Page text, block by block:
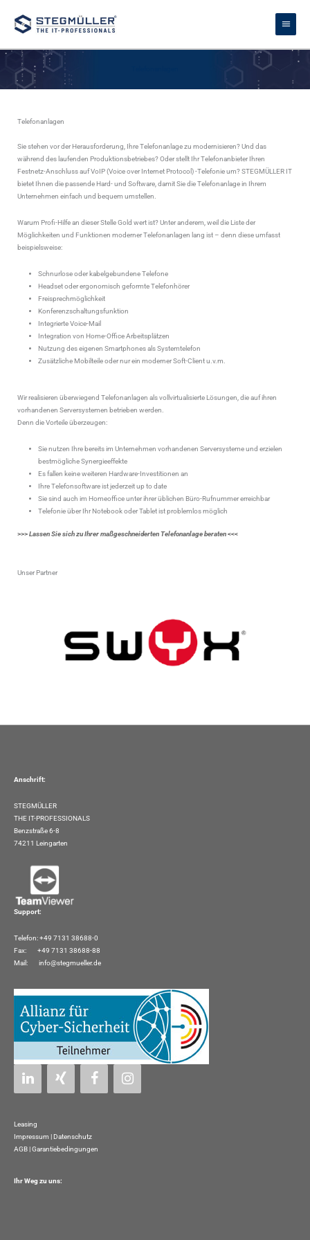
Inhalt
springen
Telefonanlagen
Sie stehen vor der Herausforderung, Ihre Telefonanlage zu modernisieren? Und das
während des laufenden Produktionsbetriebes? Oder stellt Ihr Telefonanbieter Ihren
Festnetz-Anschluss auf VoIP (Voice over Internet Protocol) -Telefonie um? STEGMÜLLER IT
bietet Ihnen die passende Hard- und Software, damit Sie die Telefonanlage in Ihrem
Unternehmen einfach und bequem umstellen.
Warum Profi-Hilfe an dieser Stelle Gold wert ist? Unter anderem, weil die Liste der
Möglichkeiten und Funktionen moderner Telefonanlagen lang ist – denn diese umfasst
beispielsweise:
Schnurlose oder kabelgebundene Telefone
Headset oder ergonomisch geformte Telefonhörer
Freisprechmöglichkeit
Konferenzschaltungsfunktion
Integrierte Voice-Mail
Integration von Home-Office Arbeitsplätzen
Nutzung des eigenen Smartphones als Systemtelefon
Zusätzliche Mobilteile oder nur ein moderner Soft-Client u.v.m.
Wir realisieren überwiegend Telefonanlagen als vollvirtualisierte Lösungen, die auf ihren
vorhandenen Serversystemen betrieben werden.
Denn die Vorteile überzeugen:
Sie nutzen Ihre bereits im Unternehmen vorhandenen Serversysteme und erzielen
bestmögliche Synergieeffekte
Es fallen keine weiteren Hardware-Investitionen an
Ihre Telefonsoftware ist jederzeit up to date
Sie sind auch im Homeoffice unter ihrer üblichen Büro-Rufnummer erreichbar
Telefonie über Ihr Notebook oder Tablet ist problemlos möglich
>>>Lassen Sie sich zu Ihrer maßgeschneiderten Telefonanlage beraten<<<
Unser Partner
Anschrift:
STEGMÜLLER
THE IT-PROFESSIONALS
Benzstraße 6-8
74211 Leingarten
Support:
Telefon: +49 7131 38688-0
Fax: +49 7131 38688-88
Mail:
info@stegmueller.de
Leasing
Impressum |Datenschutz
AGB | Garantiebedingungen
Ihr Weg zu uns: